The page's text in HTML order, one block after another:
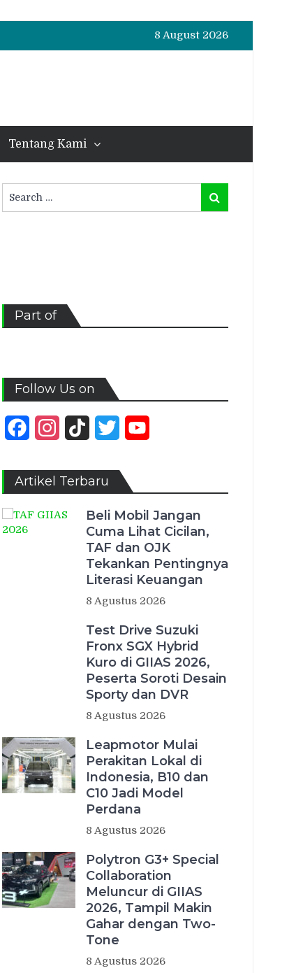
8 August 2026
Tentang Kami
for:
Search
Part of
Follow Us on
FacebookInstagram
TikTok Twitter
Artikel Terbaru
Beli Mobil Jangan
Cuma Lihat Cicilan,
TAF dan OJK
Tekankan Pentingnya
Literasi Keuangan
8 Agustus 2026
Test Drive Suzuki
Fronx SGX Hybrid
Kuro di GIIAS 2026,
Peserta Soroti Desain
Sporty dan DVR
8 Agustus 2026
Leapmotor Mulai
Perakitan Lokal di
Indonesia, B10 dan
C10 Jadi Model
Perdana
8 Agustus 2026
Polytron G3+ Special
Collaboration
Meluncur di GIIAS
2026, Tampil Makin
Gahar dengan Two-
Tone
8 Agustus 2026